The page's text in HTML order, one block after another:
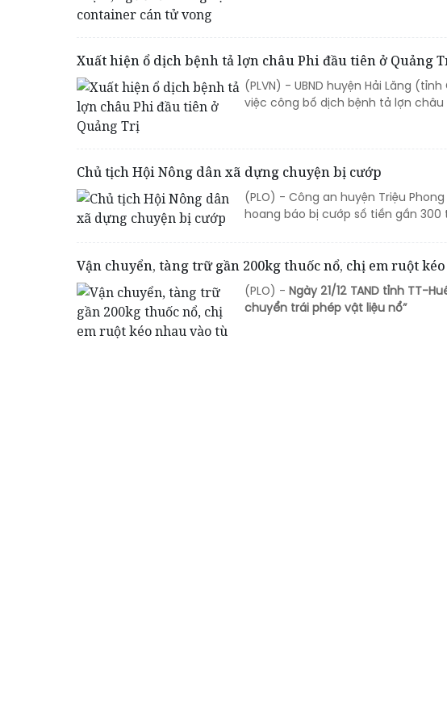
Xuất hiện ổ dịch bệnh tả lợn châu Phi đầu tiên ở Quảng
(PLVN) - UBND huyện Hải Lăng
việc công bố dịch bệnh tả lợn
Chủ tịch Hội Nông dân xã dựng chuyện bị cướp
(PLO) - Công an huyện Triệu
hoang báo bị cướp số tiền gần
Vận chuyển, tàng trữ gần 200kg thuốc nổ, chị em ruột
(PLO) - Ngày 21/12 TAND tỉnh TT-
chuyển trái phép vật liệu nổ”